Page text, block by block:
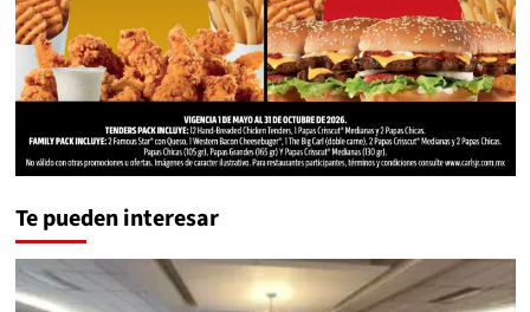
Te pueden interesar